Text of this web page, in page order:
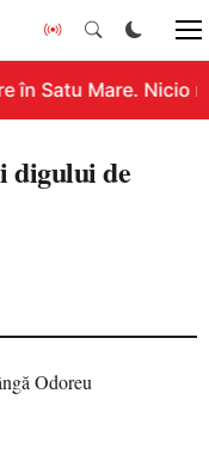
în Satu Mare. Nicio
digului de